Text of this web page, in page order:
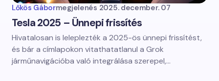
Lőkös Gábormegjelenés 2025. december. 07
Tesla 2025 – Ünnepi frissítés
Hivatalosan is leleplezték a 2025-ös ünnepi frissítést,
és bár a címlapokon vitathatatlanul a Grok
járműnavigációba való integrálása szerepel,…